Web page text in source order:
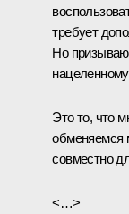
требует
Но призываю
Это то, что
обменяемся
совместно
<…>